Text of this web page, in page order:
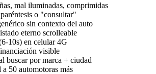
mal iluminadas, comprimidas
o "consultar"
sin contexto del auto
eterno scrolleable
10s) en celular 4G
visible
buscar por marca + ciudad
50 automotoras más